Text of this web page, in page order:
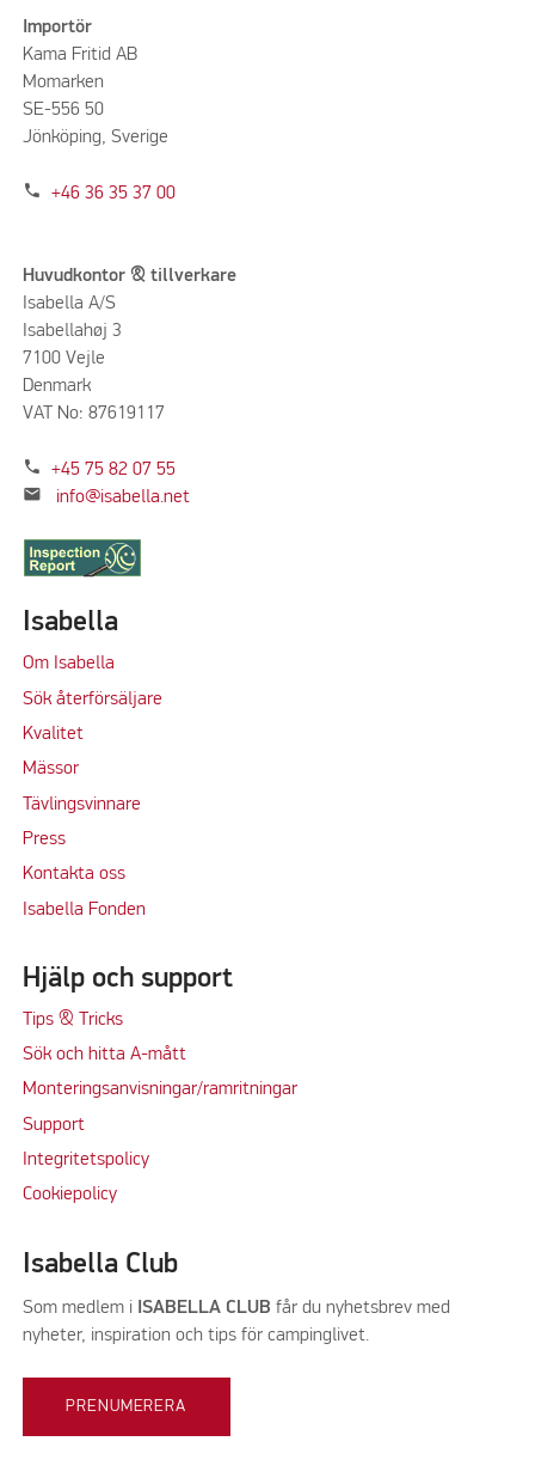
Importör
Kama Fritid AB
Momarken
SE-556 50
Jönköping, Sverige
phone +46 36 35 37 00
Huvudkontor & tillverkare
Isabella A/S
Isabellahøj 3
7100 Vejle
Denmark
VAT No: 87619117
phone +45 75 82 07 55
mail info@isabella.net
Isabella
Om Isabella
Sök återförsäljare
Kvalitet
Mässor
Tävlingsvinnare
Press
Kontakta oss
Isabella Fonden
Hjälp och support
Tips & Tricks
Sök och hitta A-mått
Monteringsanvisningar/ramritningar
Support
Integritetspolicy
Cookiepolicy
Isabella Club
Som medlem i ISABELLA CLUB får du nyhetsbrev med
nyheter, inspiration och tips för campinglivet.
PRENUMERERA